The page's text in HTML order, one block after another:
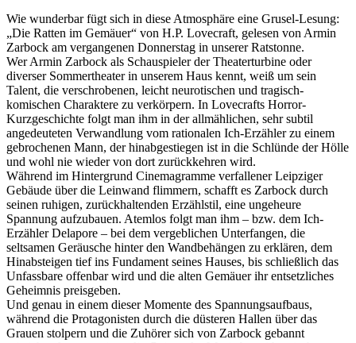
Wie wunderbar fügt sich in diese Atmosphäre eine Grusel-Lesung:
„Die Ratten im Gemäuer“ von H.P. Lovecraft, gelesen von Armin
Zarbock am vergangenen Donnerstag in unserer Ratstonne.
Wer Armin Zarbock als Schauspieler der Theaterturbine oder
diverser Sommertheater in unserem Haus kennt, weiß um sein
Talent, die verschrobenen, leicht neurotischen und tragisch-
komischen Charaktere zu verkörpern. In Lovecrafts Horror-
Kurzgeschichte folgt man ihm in der allmählichen, sehr subtil
angedeuteten Verwandlung vom rationalen Ich-Erzähler zu einem
gebrochenen Mann, der hinabgestiegen ist in die Schlünde der Hölle
und wohl nie wieder von dort zurückkehren wird.
Während im Hintergrund Cinemagramme verfallener Leipziger
Gebäude über die Leinwand flimmern, schafft es Zarbock durch
seinen ruhigen, zurückhaltenden Erzählstil, eine ungeheure
Spannung aufzubauen. Atemlos folgt man ihm – bzw. dem Ich-
Erzähler Delapore – bei dem vergeblichen Unterfangen, die
seltsamen Geräusche hinter den Wandbehängen zu erklären, dem
Hinabsteigen tief ins Fundament seines Hauses, bis schließlich das
Unfassbare offenbar wird und die alten Gemäuer ihr entsetzliches
Geheimnis preisgeben.
Und genau in einem dieser Momente des Spannungsaufbaus,
während die Protagonisten durch die düsteren Hallen über das
Grauen stolpern und die Zuhörer sich von Zarbock gebannt